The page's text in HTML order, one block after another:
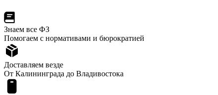
Знаем все ФЗ
Помогаем с нормативами и бюрократией
Доставляем везде
От Калининграда до Владивостока